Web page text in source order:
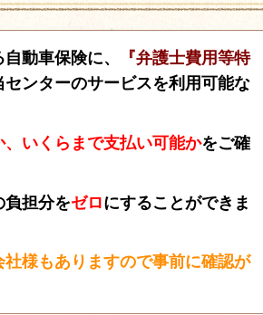
動車保険に、
『弁護士費用等特
ンターのサービスを利用可能な
いくらまで支払い可能かをご確
負担分をゼロにすることができま
様もありますので事前に確認が